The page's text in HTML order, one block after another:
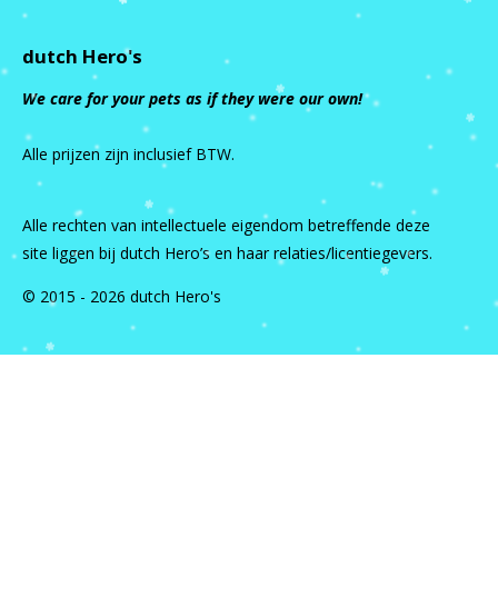
dutch Hero's
We care for your pets as if they were our own!
Alle prijzen zijn inclusief BTW.
Alle rechten van intellectuele eigendom betreffende deze
site liggen bij dutch Hero’s en haar relaties/licentiegevers.
© 2015 - 2026 dutch Hero's